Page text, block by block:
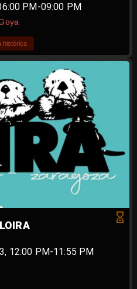
PM-09:00 PM
histórica
12:00 PM-11:55 PM